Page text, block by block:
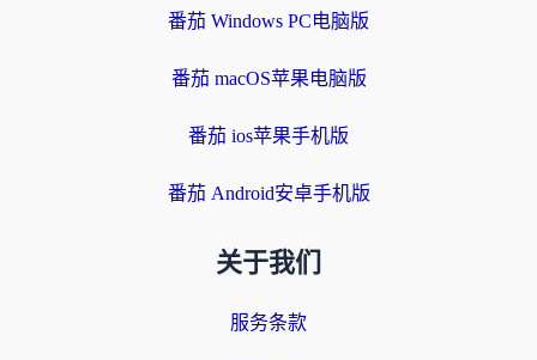
番茄 Windows PC电脑版
番茄 macOS苹果电脑版
番茄 ios苹果手机版
番茄 Android安卓手机版
关于我们
服务条款